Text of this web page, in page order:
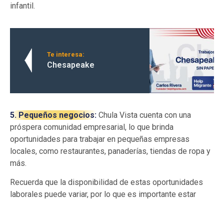
infantil.
Te interesa:
Chesapeake
5. Pequeños negocios: Chula Vista cuenta con una
próspera comunidad empresarial, lo que brinda
oportunidades para trabajar en pequeñas empresas
locales, como restaurantes, panaderías, tiendas de ropa y
más.
Recuerda que la disponibilidad de estas oportunidades
laborales puede variar, por lo que es importante estar